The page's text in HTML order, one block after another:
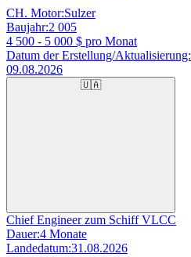
CH. Motor:Sulzer
Baujahr:2 005
4 500 - 5 000 $ pro Monat
Datum der Erstellung/Aktualisierung:
09.08.2026
🇺🇦
Chief Engineer zum Schiff VLCC
Dauer:4 Monate
Landedatum:31.08.2026